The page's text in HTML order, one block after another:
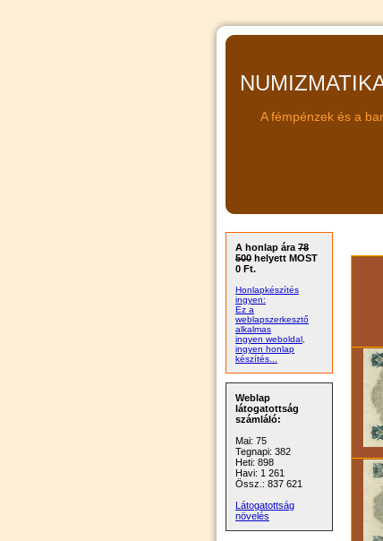
A fémpénzek és a
A honlap ára 78
500 helyett MOST
0 Ft.
Honlapkészítés
ingyen:
Ez a
weblapszerkesztő
alkalmas
ingyen weboldal,
ingyen honlap
készítés...
Weblap
látogatottság
számláló:
Mai: 75
Tegnapi: 382
Heti: 898
Havi: 1 261
Össz.: 837 621
Látogatottság
növelés